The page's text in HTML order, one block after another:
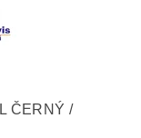
ČERNÝ /